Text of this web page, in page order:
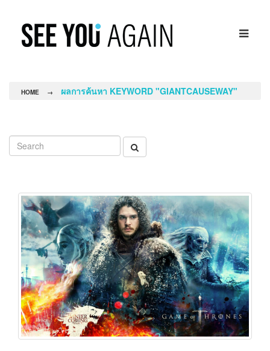
HOME → ผลการค้นหา KEYWORD "GIANTCAUSEWAY"